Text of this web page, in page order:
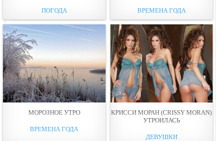
ПОГОДА ВРЕМЕНА ГОДА
МОРОЗНОЕ УТРО
ВРЕМЕНА ГОДА
КРИССИ МОРАН (CRISSY MORAN)
УТРОИЛАСЬ
ДЕВУШКИ